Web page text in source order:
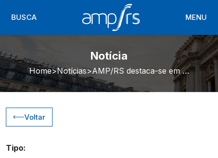
BUSCA MENU
Notícia
Home Notícias AMP/RS destaca-se em competição esportiva do Ministério Público em Natal
Voltar
Tipo: